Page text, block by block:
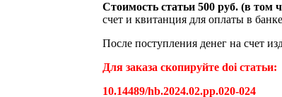
Стоимость статьи 500 руб. (в том
счет и квитанция для оплаты в
После поступления денег на счет
Для заказа скопируйте doi статьи:
10.14489/hb.2024.02.pp.020-024